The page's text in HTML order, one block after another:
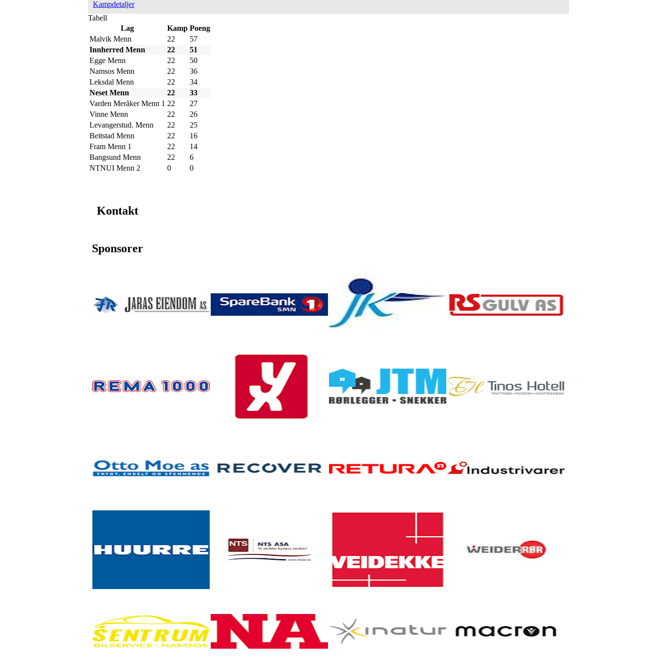
Kampdetaljer
Tabell
Lag
Kamp Poeng
Malvik Menn
22
57
Innherred Menn
22
51
Egge Menn
22
50
Namsos Menn
22
36
Leksdal Menn
22
34
Neset Menn
22
33
Varden Meråker Menn 1 22
27
Vinne Menn
22
26
Levangerstud. Menn
22
25
Beitstad Menn
22
16
Fram Menn 1
22
14
Bangsund Menn
22
6
NTNUI Menn 2
0 0
Kontakt
Sponsorer